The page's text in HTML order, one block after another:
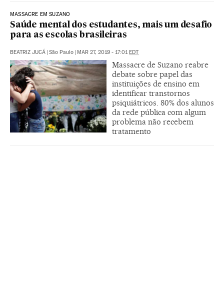
MASSACRE EM SUZANO
Saúde mental dos estudantes, mais um desafio
para as escolas brasileiras
BEATRIZ JUCÁ | São Paulo | MAR 27, 2019 - 17:01EDT
Massacre de Suzano reabre
debate sobre papel das
instituições de ensino em
identificar transtornos
psiquiátricos. 80% dos alunos
da rede pública com algum
problema não recebem
tratamento